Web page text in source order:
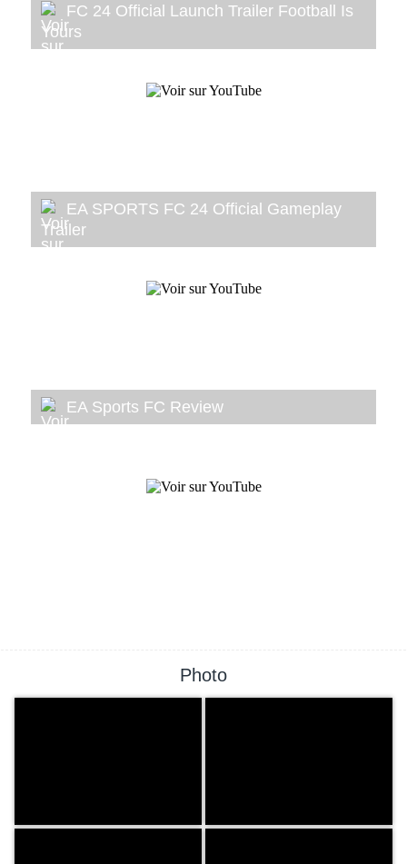
FC 24 Official Launch Trailer Football Is
Yours
EA SPORTS FC 24 Official Gameplay
Trailer
EA Sports FC Review
Photo